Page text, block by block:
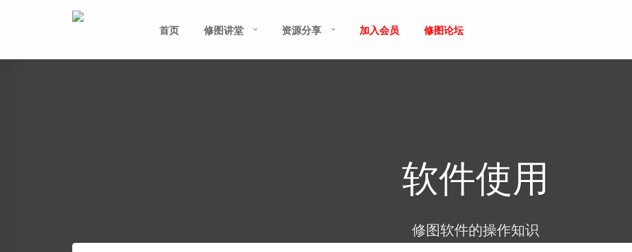
首页 修图讲堂 资源分享 加入会员 修图论坛
软件使用
修图软件的操作知识